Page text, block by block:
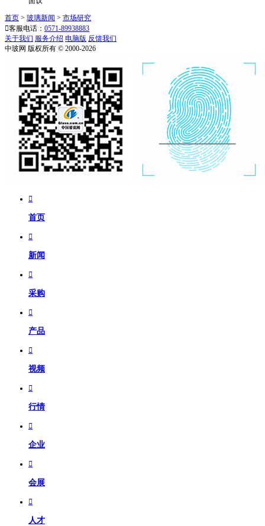
首页 > 玻璃新闻 > 市场研究
客服电话： 0571-89938883
关于我们 服务介绍 电脑版 反馈我们
中玻网 版权所有 © 2000-2026

首页

新闻

采购

产品

视频

行情

企业

会展

人才